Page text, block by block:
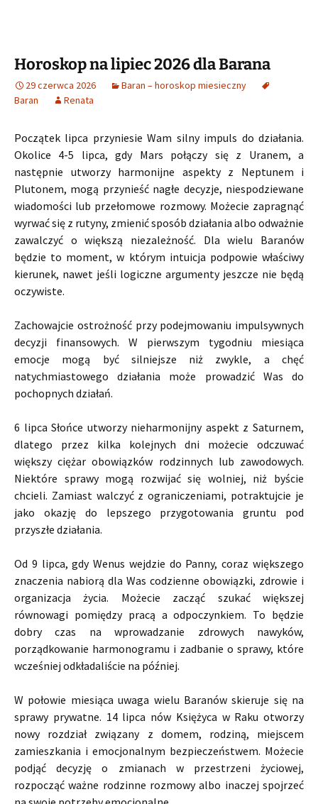
Horoskop na lipiec 2026 dla Barana
29 czerwca 2026
Baran – horoskop miesieczny
Baran
Renata
Początek lipca przyniesie Wam silny impuls do działania.
Okolice 4-5 lipca, gdy Mars połączy się z Uranem, a
następnie utworzy harmonijne aspekty z Neptunem i
Plutonem, mogą przynieść nagłe decyzje, niespodziewane
wiadomości lub przełomowe rozmowy. Możecie zapragnąć
wyrwać się z rutyny, zmienić sposób działania albo odważnie
zawalczyć o większą niezależność. Dla wielu Baranów
będzie to moment, w którym intuicja podpowie właściwy
kierunek, nawet jeśli logiczne argumenty jeszcze nie będą
oczywiste.
Zachowajcie ostrożność przy podejmowaniu impulsywnych
decyzji finansowych. W pierwszym tygodniu miesiąca
emocje mogą być silniejsze niż zwykle, a chęć
natychmiastowego działania może prowadzić Was do
pochopnych działań.
6 lipca Słońce utworzy nieharmonijny aspekt z Saturnem,
dlatego przez kilka kolejnych dni możecie odczuwać
większy ciężar obowiązków rodzinnych lub zawodowych.
Niektóre sprawy mogą rozwijać się wolniej, niż byście
chcieli. Zamiast walczyć z ograniczeniami, potraktujcie je
jako okazję do lepszego przygotowania gruntu pod
przyszłe działania.
Od 9 lipca, gdy Wenus wejdzie do Panny, coraz większego
znaczenia nabiorą dla Was codzienne obowiązki, zdrowie i
organizacja życia. Możecie zacząć szukać większej
równowagi pomiędzy pracą a odpoczynkiem. To będzie
dobry czas na wprowadzanie zdrowych nawyków,
porządkowanie harmonogramu i zadbanie o sprawy, które
wcześniej odkładaliście na później.
W połowie miesiąca uwaga wielu Baranów skieruje się na
sprawy prywatne. 14 lipca nów Księżyca w Raku otworzy
nowy rozdział związany z domem, rodziną, miejscem
zamieszkania i emocjonalnym bezpieczeństwem. Możecie
podjąć decyzję o zmianach w przestrzeni życiowej,
rozpocząć ważne rodzinne rozmowy albo inaczej spojrzeć